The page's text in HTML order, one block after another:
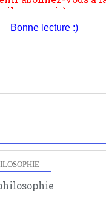
et échelles. Ce site
le contenu sur les
Bonne lecture :)